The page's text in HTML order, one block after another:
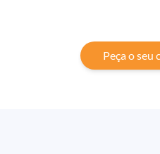
Peça o seu